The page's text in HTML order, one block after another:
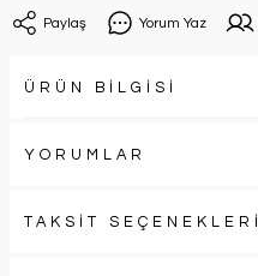
Paylaş Yorum Yaz
ÜRÜN BİLGİSİ
YORUMLAR
TAKSİT SEÇENEKLERİ